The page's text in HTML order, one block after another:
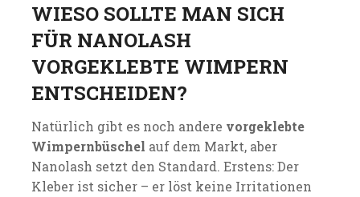
WIESO SOLLTE MAN SICH
FÜR NANOLASH
VORGEKLEBTE WIMPERN
ENTSCHEIDEN?
Natürlich gibt es noch andere vorgeklebte
Wimpernbüschel auf dem Markt, aber
Nanolash setzt den Standard. Erstens: Der
Kleber ist sicher – er löst keine Irritationen